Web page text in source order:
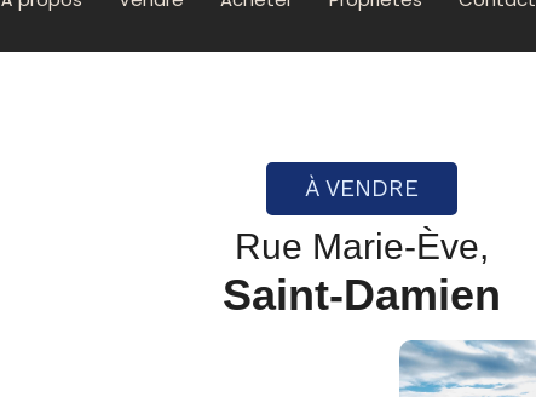
À VENDRE
Rue Marie-Ève,
Saint-Damien